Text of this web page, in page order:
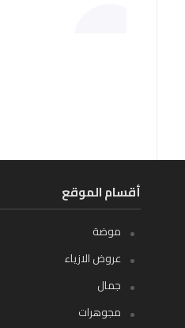
أقسام الموقع
موضة
عروض الازياء
جمال
مجوهرات